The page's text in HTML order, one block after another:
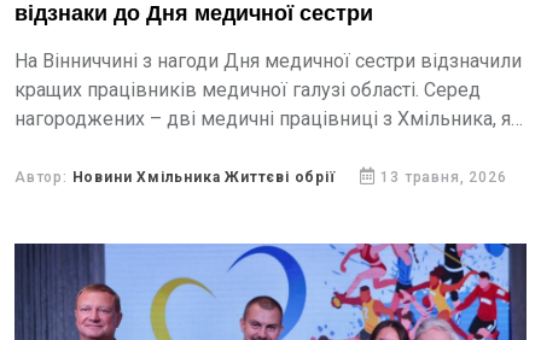
відзнаки до Дня медичної сестри
На Вінниччині з нагоди Дня медичної сестри відзначили
кращих працівників медичної галузі області. Серед
нагороджених – дві медичні працівниці з Хмільника, які
здоров’я.
Автор: Новини Хмільника Життєві обрії 13 травня, 2026